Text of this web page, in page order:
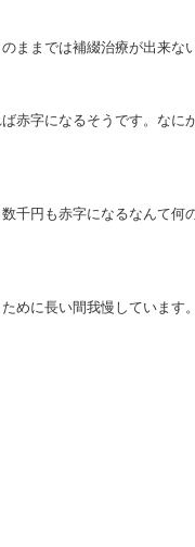
ままでは補綴治療が出来な
赤字になるそうです。なに
千円も赤字になるなんて何
めに長い間我慢しています